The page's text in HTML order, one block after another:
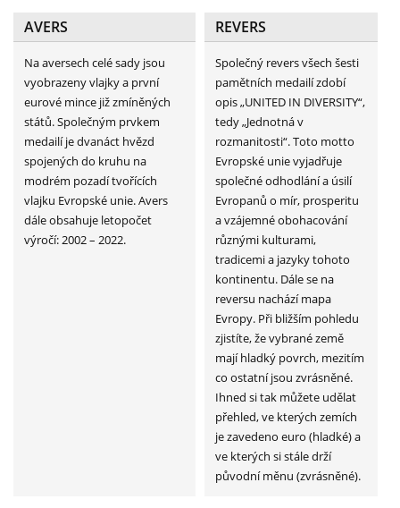
AVERS
REVERS
Na aversech celé sady jsou
vyobrazeny vlajky a první
eurové mince již zmíněných
států. Společným prvkem
medailí je dvanáct hvězd
spojených do kruhu na
modrém pozadí tvořících
vlajku Evropské unie. Avers
dále obsahuje letopočet
výročí: 2002 – 2022.
Společný revers všech šesti
pamětních medailí zdobí
opis „UNITED IN DIVERSITY“,
tedy „Jednotná v
rozmanitosti“. Toto motto
Evropské unie vyjadřuje
společné odhodlání a úsilí
Evropanů o mír, prosperitu
a vzájemné obohacování
různými kulturami,
tradicemi a jazyky tohoto
kontinentu. Dále se na
reversu nachází mapa
Evropy. Při bližším pohledu
zjistíte, že vybrané země
mají hladký povrch, mezitím
co ostatní jsou zvrásněné.
Ihned si tak můžete udělat
přehled, ve kterých zemích
je zavedeno euro (hladké) a
ve kterých si stále drží
původní měnu (zvrásněné).